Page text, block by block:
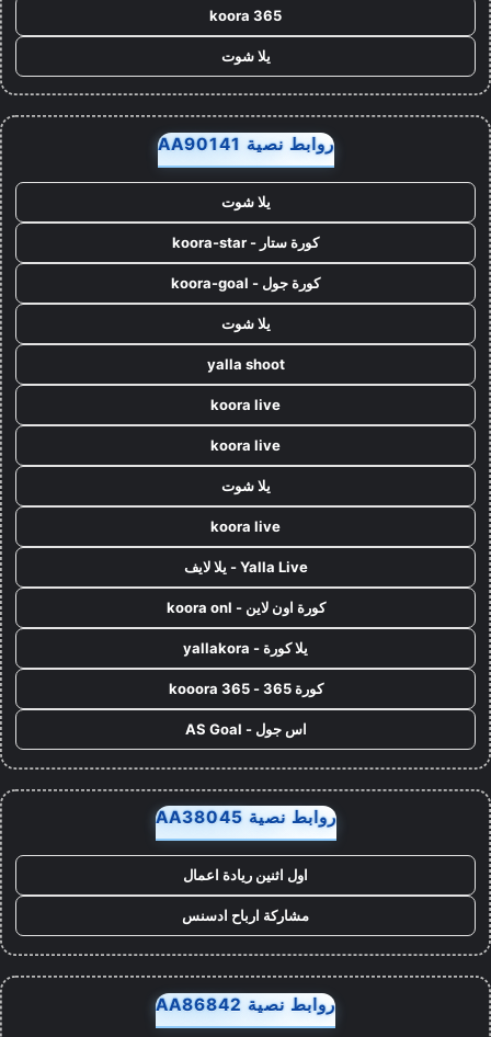
koora 365
يلا شوت
روابط نصية AA90141
يلا شوت
كورة ستار - koora-star
كورة جول - koora-goal
يلا شوت
yalla shoot
koora live
koora live
يلا شوت
koora live
Yalla Live - يلا لايف
كورة اون لاين - koora onl
يلا كورة - yallakora
كورة 365 - kooora 365
اس جول - AS Goal
روابط نصية AA38045
اول اثنين ريادة اعمال
مشاركة ارباح ادسنس
روابط نصية AA86842